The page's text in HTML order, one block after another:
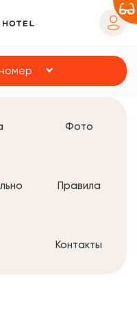
Фото
Правила
Контакты